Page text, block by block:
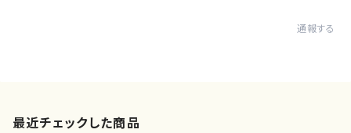
通報する
最近チェックした商品